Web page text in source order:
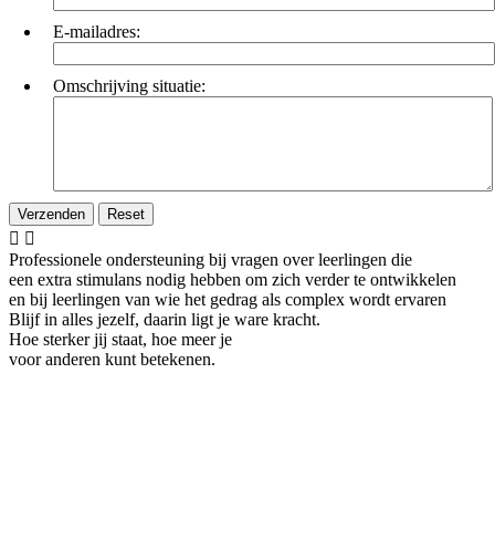
E-mailadres:
Omschrijving situatie:
 
Professionele ondersteuning bij vragen over leerlingen die
een extra stimulans nodig hebben om zich verder te ontwikkelen
en bij leerlingen van wie het gedrag als complex wordt ervaren
Blijf in alles jezelf, daarin ligt je ware kracht.
Hoe sterker jij staat, hoe meer je
voor anderen kunt betekenen.